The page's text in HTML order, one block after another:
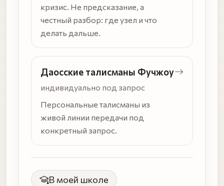
кризис. Не предсказание, а
честный разбор: где узел и что
делать дальше.
Даосские талисманы Фучжоу
индивидуально под запрос
Персональные талисманы из
живой линии передачи под
конкретный запрос.
В моей школе